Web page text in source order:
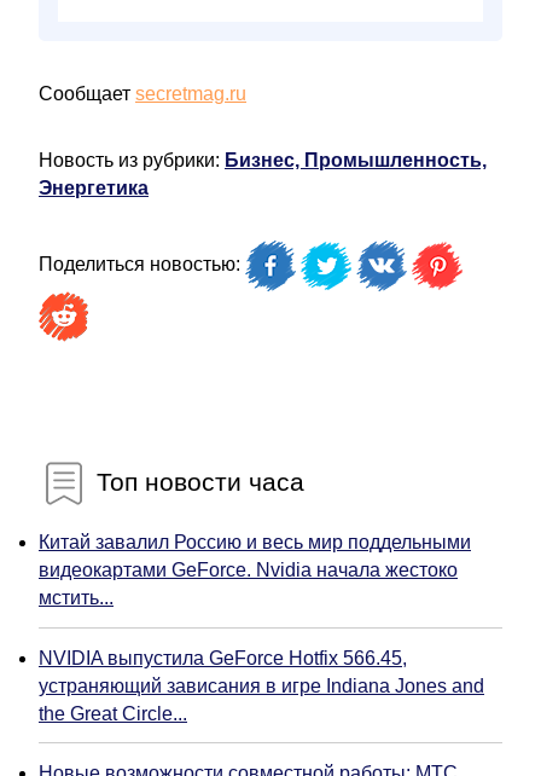
Сообщает secretmag.ru
Новость из рубрики: Бизнес, Промышленность,
Энергетика
Поделиться новостью:
Топ новости часа
Китай завалил Россию и весь мир поддельными
видеокартами GeForce. Nvidia начала жестоко
мстить...
NVIDIA выпустила GeForce Hotfix 566.45,
устраняющий зависания в игре Indiana Jones and
the Great Circle...